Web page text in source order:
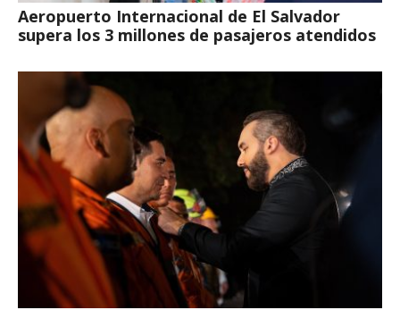
Aeropuerto Internacional de El Salvador
supera los 3 millones de pasajeros atendidos